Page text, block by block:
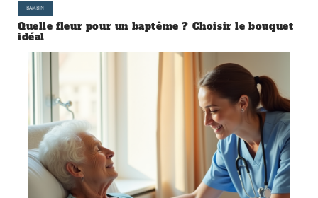
BAMBIN
Quelle fleur pour un baptême ? Choisir le bouquet
idéal